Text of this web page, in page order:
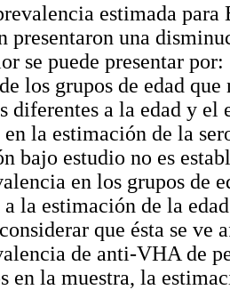
estimada
presentaron una
se puede presentar
los grupos de edad que
diferentes a la edad y el
la estimación de la
bajo estudio no es
en los grupos de
la estimación de la
que ésta se
de anti-VHA de
en la muestra, la